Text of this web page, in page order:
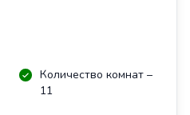
Количество комнат –
11